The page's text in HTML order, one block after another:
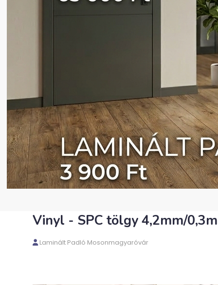
Vinyl - SPC tölgy 4,2mm/
Laminált Padló Mosonmagyaróvár